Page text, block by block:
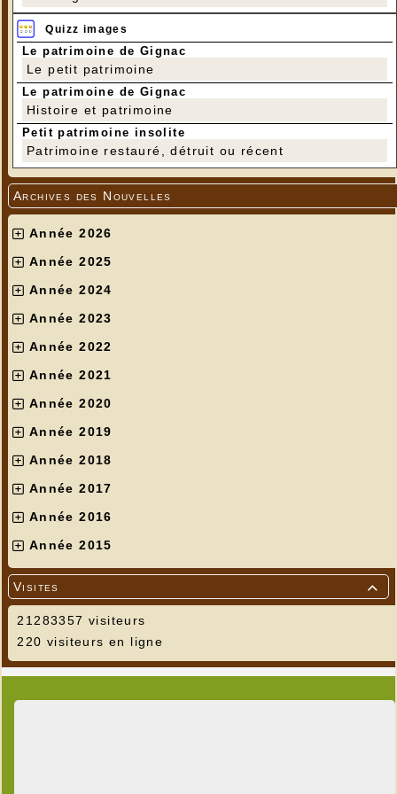
Quizz images
Le patrimoine de Gignac
Le petit patrimoine
Le patrimoine de Gignac
Histoire et patrimoine
Petit patrimoine insolite
Patrimoine restauré, détruit ou récent
Archives des Nouvelles
Année 2026
Année 2025
Année 2024
Année 2023
Année 2022
Année 2021
Année 2020
Année 2019
Année 2018
Année 2017
Année 2016
Année 2015

Visites
21283357 visiteurs
220 visiteurs en ligne